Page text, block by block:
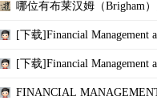
哪位有布莱汉姆（Brigham）
[下载]Financial Management
[下载]Financial Management
FINANCIAL